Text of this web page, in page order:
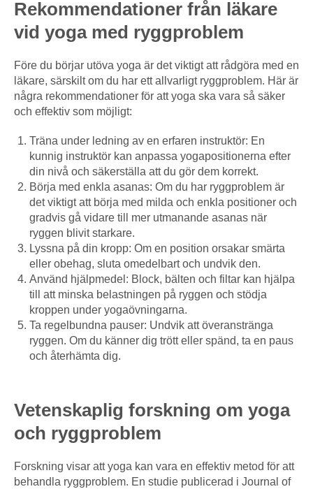
Rekommendationer från läkare
vid yoga med ryggproblem
Före du börjar utöva yoga är det viktigt att rådgöra med en
läkare, särskilt om du har ett allvarligt ryggproblem. Här är
några rekommendationer för att yoga ska vara så säker
och effektiv som möjligt:
Träna under ledning av en erfaren instruktör: En
kunnig instruktör kan anpassa yogapositionerna efter
din nivå och säkerställa att du gör dem korrekt.
Börja med enkla asanas: Om du har ryggproblem är
det viktigt att börja med milda och enkla positioner och
gradvis gå vidare till mer utmanande asanas när
ryggen blivit starkare.
Lyssna på din kropp: Om en position orsakar smärta
eller obehag, sluta omedelbart och undvik den.
Använd hjälpmedel: Block, bälten och filtar kan hjälpa
till att minska belastningen på ryggen och stödja
kroppen under yogaövningarna.
Ta regelbundna pauser: Undvik att överanstränga
ryggen. Om du känner dig trött eller spänd, ta en paus
och återhämta dig.
Vetenskaplig forskning om yoga
och ryggproblem
Forskning visar att yoga kan vara en effektiv metod för att
behandla ryggproblem. En studie publicerad i Journal of